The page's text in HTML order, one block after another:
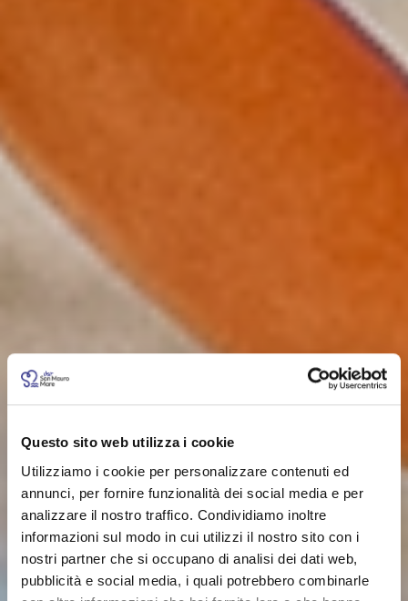
Questo sito web utilizza i cookie
Utilizziamo i cookie per personalizzare contenuti ed
annunci, per fornire funzionalità dei social media e per
analizzare il nostro traffico. Condividiamo inoltre
informazioni sul modo in cui utilizzi il nostro sito con i
nostri partner che si occupano di analisi dei dati web,
pubblicità e social media, i quali potrebbero combinarle